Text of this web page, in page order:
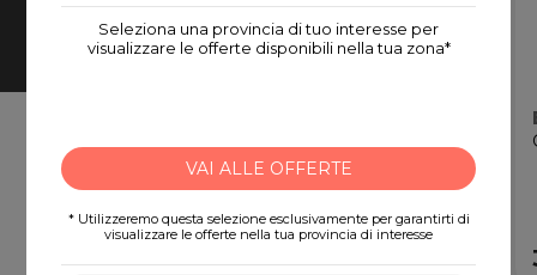
Seleziona una provincia di tuo interesse per
visualizzare le offerte disponibili nella tua zona*
VAI ALLE OFFERTE
* Utilizzeremo questa selezione esclusivamente per garantirti di
visualizzare le offerte nella tua provincia di interesse
15,00€